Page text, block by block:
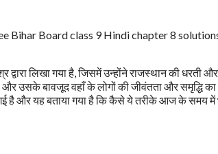
Bihar Board class 9 Hindi chapter 8
द्वारा लिखा गया है, जिसमें उन्होंने राजस्थान की धरती
उसके बावजूद वहाँ के लोगों की जीवंतता और समृद्धि का
गई है और यह बताया गया है कि कैसे ये तरीके आज के समय में